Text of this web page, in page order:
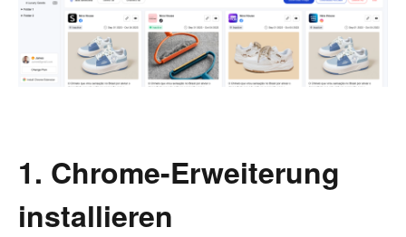
1. Chrome-Erweiterung
installieren